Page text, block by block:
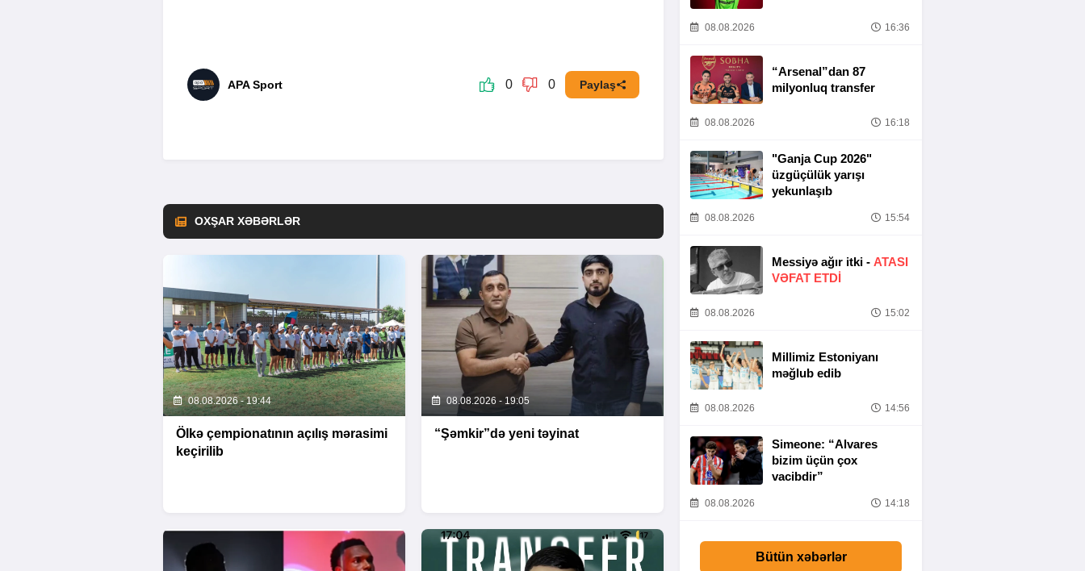
APA Sport 0 0 Paylaş
OXŞAR XƏBƏRLƏR
08.08.2026 - 19:44
Ölkə çempionatının açılış mərasimi
keçirilib
08.08.2026 - 19:05
“Şəmkir”də yeni təyinat
08.08.2026 16:36
“Arsenal”dan 87
milyonluq transfer
08.08.2026 16:18
"Ganja Cup 2026"
üzgüçülük yarışı
yekunlaşıb
08.08.2026 15:54
Messiyə ağır itki - ATASI
VƏFAT ETDI
08.08.2026 15:02
Millimiz Estoniyanı
məğlub edib
08.08.2026 14:56
Simeone: “Alvares
bizim üçün çox
vacibdir”
08.08.2026 14:18
Bütün xəbərlər